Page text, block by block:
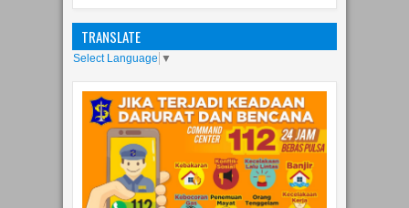
Select Language